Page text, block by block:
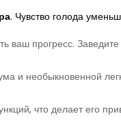
. Чувство голода
ваш прогресс.
и необыкновенной
что делает его